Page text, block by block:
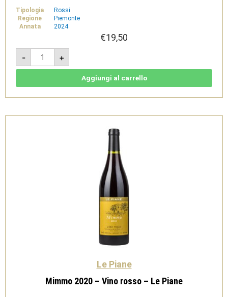
Tipologia
Rossi
Regione
Piemonte
Annata
2024
€19,50
-
Bianko
2024
-
Vino
Piane
+
Aggiungi al carrello
Le Piane
Mimmo 2020 – Vino rosso – Le Piane